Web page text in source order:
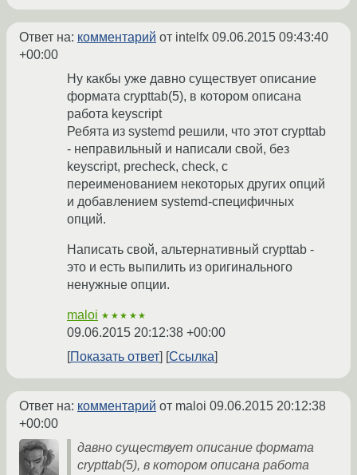
Ответ на: комментарий от intelfx 09.06.2015 09:43:40
+00:00
Ну какбы уже давно существует описание
формата crypttab(5), в котором описана
работа keyscript
Ребята из systemd решили, что этот crypttab
- неправильный и написали свой, без
keyscript, precheck, check, с
переименованием некоторых других опций
и добавлением systemd-специфичных
опций.
Написать свой, альтернативный crypttab -
это и есть выпилить из оригинального
ненужные опции.
maloi ★★★★★
09.06.2015 20:12:38 +00:00
Показать ответ
Ссылка
Ответ на: комментарий от maloi 09.06.2015 20:12:38
+00:00
давно существует описание формата
crypttab(5), в котором описана работа